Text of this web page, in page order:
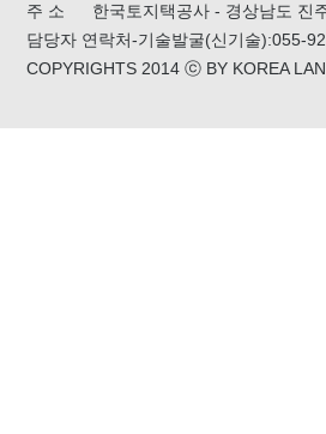
주 소
한국토지택공사 - 경상남도 진
담당자 연락처-기술발굴(신기술):055-
COPYRIGHTS 2014 ⓒ BY KOREA